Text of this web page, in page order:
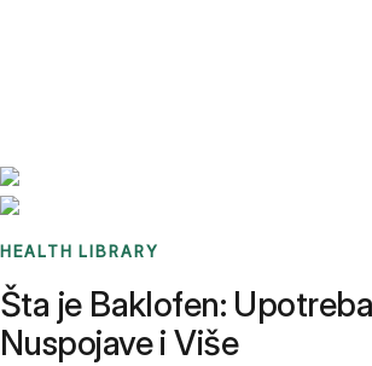
HEALTH LIBRARY
Šta je Baklofen:
Nuspojave i Više